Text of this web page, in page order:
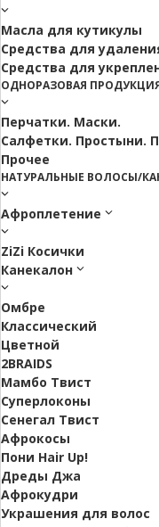
Масла для кутикулы
Средства для
Средства для
ОДНОРАЗОВАЯ
Перчатки. Маски.
Салфетки. Простыни.
Прочее
НАТУРАЛЬНЫЕ ВОЛОСЫ/
Афроплетение
ZiZi Косички
Канекалон
Омбре
Классический
Цветной
2BRAIDS
Мамбо Твист
Суперлоконы
Сенегал Твист
Афрокосы
Пони Hair Up!
Дреды Джа
Афрокудри
Украшения для волос